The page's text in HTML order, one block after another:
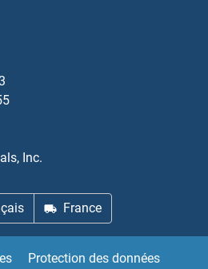
Inc.
France
Protection des données